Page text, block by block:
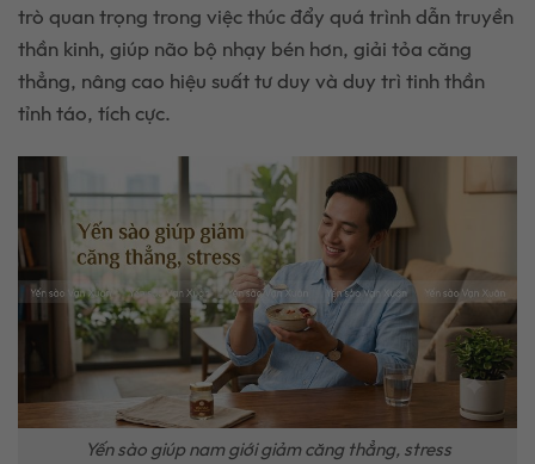
trò quan trọng trong việc thúc đẩy quá trình dẫn truyền
thần kinh, giúp não bộ nhạy bén hơn, giải tỏa căng
thẳng, nâng cao hiệu suất tư duy và duy trì tinh thần
tỉnh táo, tích cực.
Yến sào giúp nam giới giảm căng thẳng, stress